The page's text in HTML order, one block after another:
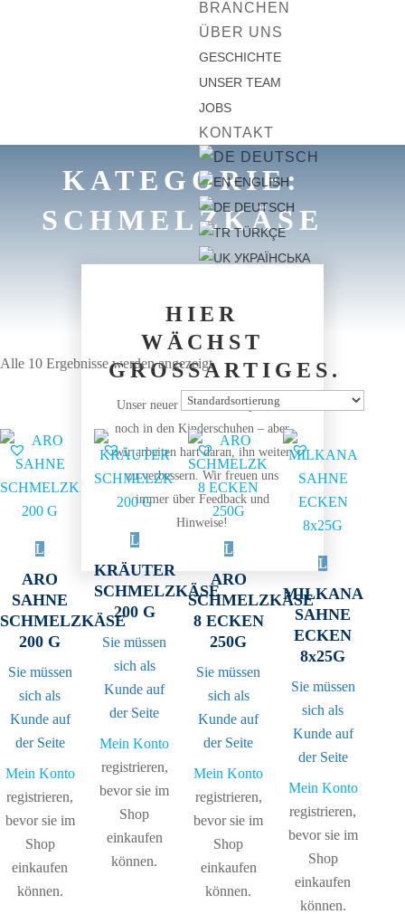
BRANCHEN
ÜBER UNS
GESCHICHTE
UNSER TEAM
JOBS
KONTAKT
DEUTSCH
ENGLISH
DEUTSCH
TÜRKÇE
УКРАЇНСЬКА
KATEGORIE:
SCHMELZKÄSE
HIER
WÄCHST
GROSSARTIGES.
Unser neuer B2B-Webshop steckt
noch in den Kinderschuhen – aber
wir arbeiten hart daran, ihn weiter
zu verbessern. Wir freuen uns
immer über Feedback und
Hinweise!
Alle 10 Ergebnisse werden angezeigt
ARO
SAHNE
SCHMELZKÄSE
200 G
Sie müssen
sich als
Kunde auf
der Seite
Mein Konto
registrieren,
bevor sie im
Shop
einkaufen
können.
KRÄUTER
SCHMELZKÄSE
200 G
Sie müssen
sich als
Kunde auf
der Seite
Mein Konto
registrieren,
bevor sie im
Shop
einkaufen
können.
ARO
SCHMELZKÄSE
8 ECKEN
250G
Sie müssen
sich als
Kunde auf
der Seite
Mein Konto
registrieren,
bevor sie im
Shop
einkaufen
können.
MILKANA
SAHNE
ECKEN
8x25G
Sie müssen
sich als
Kunde auf
der Seite
Mein Konto
registrieren,
bevor sie im
Shop
einkaufen
können.